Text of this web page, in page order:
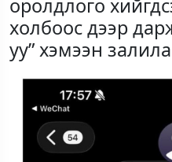
оролдлого
холбоос дээр
уу” хэмээн